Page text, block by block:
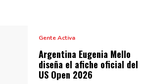
Gente Activa
Argentina Eugenia Mello
diseña el afiche oficial del
US Open 2026